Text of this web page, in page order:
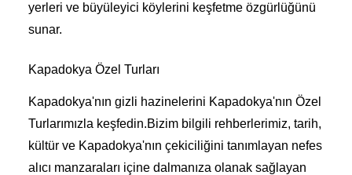
yerleri ve büyüleyici köylerini keşfetme özgürlüğünü
sunar.
Kapadokya Özel Turları
Kapadokya'nın gizli hazinelerini Kapadokya'nın Özel
Turlarımızla keşfedin.Bizim bilgili rehberlerimiz, tarih,
kültür ve Kapadokya'nın çekiciliğini tanımlayan nefes
alıcı manzaraları içine dalmanıza olanak sağlayan